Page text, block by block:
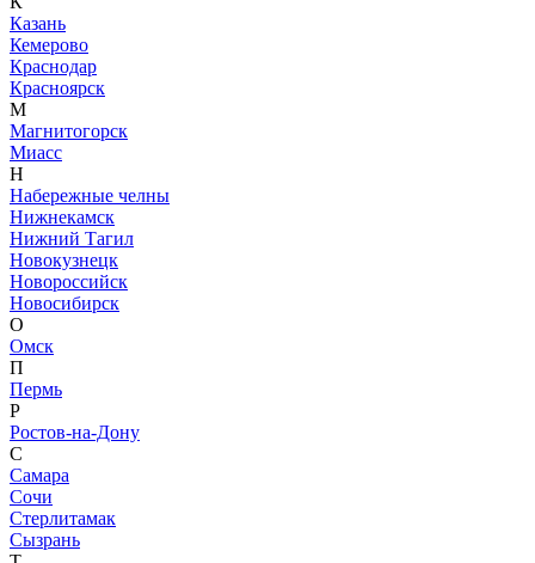
Казань
Кемерово
Краснодар
Красноярск
М
Магнитогорск
Миасс
Н
Набережные челны
Нижнекамск
Нижний Тагил
Новокузнецк
Новороссийск
Новосибирск
О
Омск
П
Пермь
Р
Ростов-на-Дону
С
Самара
Сочи
Стерлитамак
Сызрань